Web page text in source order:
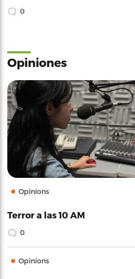
0
Opiniones
Opinions
Terror a las 10 AM
0
Opinions